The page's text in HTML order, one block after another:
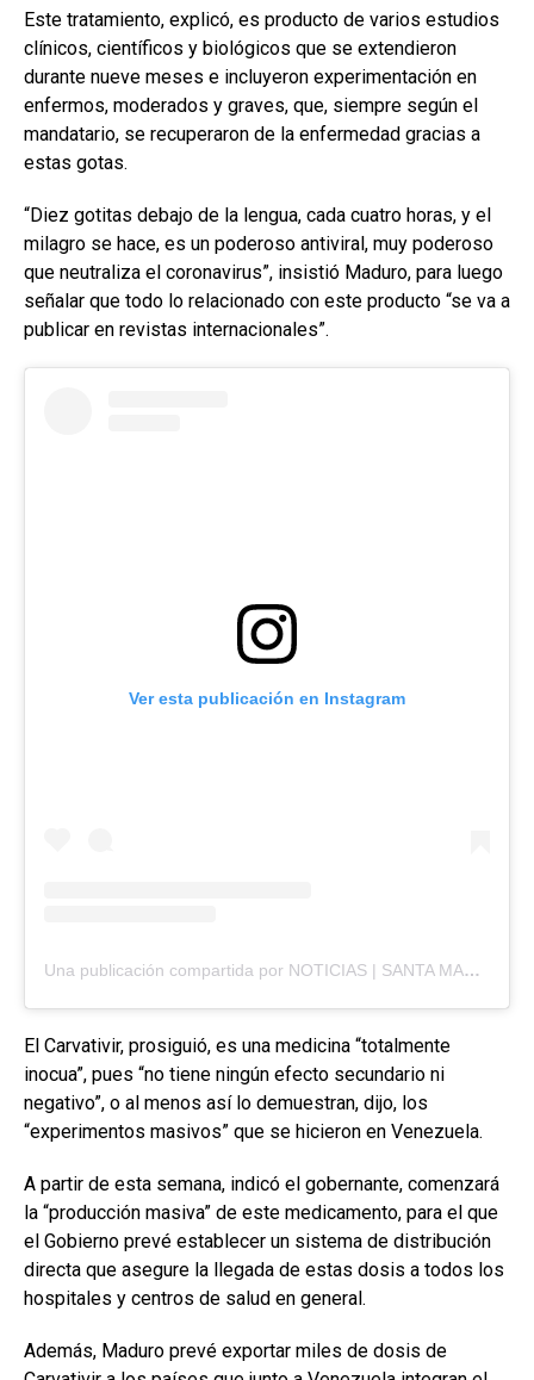
Este tratamiento, explicó, es producto de varios estudios
clínicos, científicos y biológicos que se extendieron
durante nueve meses e incluyeron experimentación en
enfermos, moderados y graves, que, siempre según el
mandatario, se recuperaron de la enfermedad gracias a
estas gotas.
“Diez gotitas debajo de la lengua, cada cuatro horas, y el
milagro se hace, es un poderoso antiviral, muy poderoso
que neutraliza el coronavirus”, insistió Maduro, para luego
señalar que todo lo relacionado con este producto “se va a
publicar en revistas internacionales”.
Ver esta publicación en Instagram
Una publicación compartida por NOTICIAS | SANTA MARTA AL DÍA (@santamartaaldia)
El Carvativir, prosiguió, es una medicina “totalmente
inocua”, pues “no tiene ningún efecto secundario ni
negativo”, o al menos así lo demuestran, dijo, los
“experimentos masivos” que se hicieron en Venezuela.
A partir de esta semana, indicó el gobernante, comenzará
la “producción masiva” de este medicamento, para el que
el Gobierno prevé establecer un sistema de distribución
directa que asegure la llegada de estas dosis a todos los
hospitales y centros de salud en general.
Además, Maduro prevé exportar miles de dosis de